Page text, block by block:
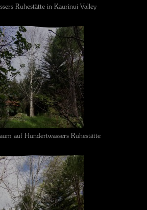
Ruhestätte in Kaurinui Valley
auf Hundertwassers Ruhestätte